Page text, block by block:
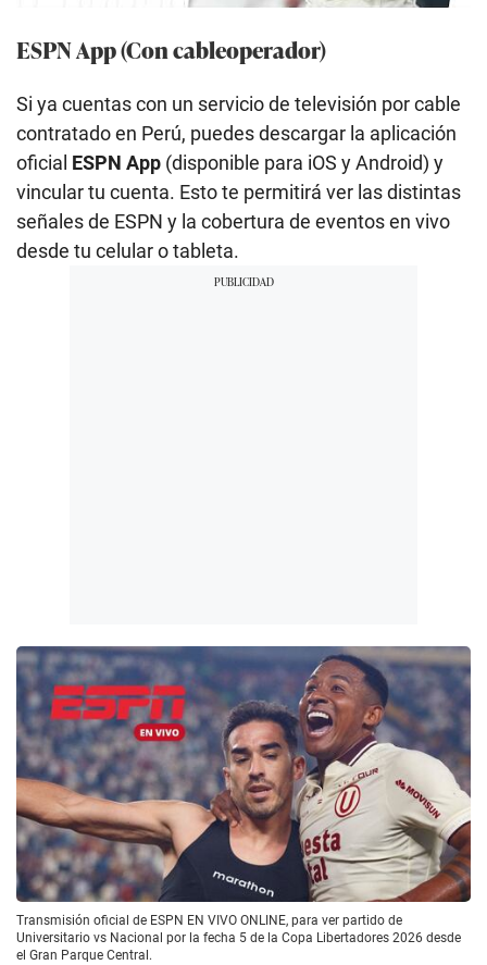
ESPN App (Con cableoperador)
Si ya cuentas con un servicio de televisión por cable
contratado en Perú, puedes descargar la aplicación
oficial ESPN App (disponible para iOS y Android) y
vincular tu cuenta. Esto te permitirá ver las distintas
señales de ESPN y la cobertura de eventos en vivo
desde tu celular o tableta.
Transmisión oficial de ESPN EN VIVO ONLINE, para ver partido de
Universitario vs Nacional por la fecha 5 de la Copa Libertadores 2026 desde
el Gran Parque Central.